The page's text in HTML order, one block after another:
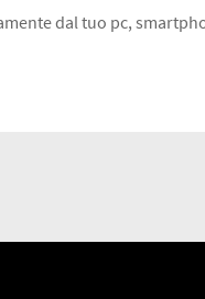
dal tuo pc,